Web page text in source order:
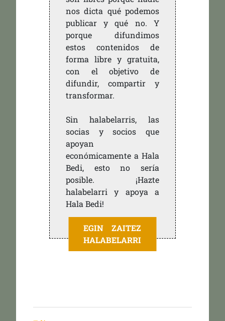
nos dicta qué podemos
publicar y qué no. Y
porque difundimos
estos contenidos de
forma libre y gratuita,
con el objetivo de
difundir, compartir y
transformar.
Sin halabelarris, las
socias y socios que
apoyan
económicamente a Hala
Bedi, esto no sería
posible. ¡Hazte
halabelarri y apoya a
Hala Bedi!
EGIN ZAITEZ
HALABELARRI